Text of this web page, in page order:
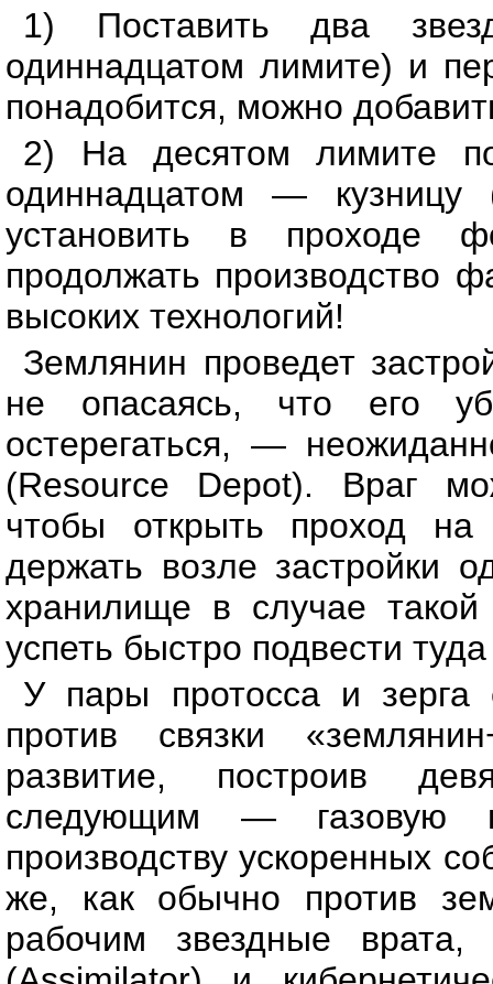
1) Поставить два
одиннадцатом лимите) и
понадобится, можно
2) На десятом лимите
одиннадцатом —
установить в
продолжать производство
высоких технологий!
Землянин проведет
не опасаясь, что его
остерегаться, —
(Resource Depot). Враг
чтобы открыть проход
держать возле застройки
хранилище в случае
успеть быстро подвести
У пары протосса и зерга
против связки
развитие, построив
следующим — газовую
производству ускоренных
же, как обычно против
рабочим звездные